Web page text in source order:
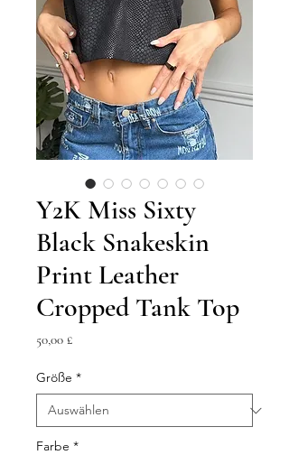
Y2K Miss Sixty
Black Snakeskin
Print Leather
Cropped Tank Top
50,00 £Preis
Größe *
Farbe *